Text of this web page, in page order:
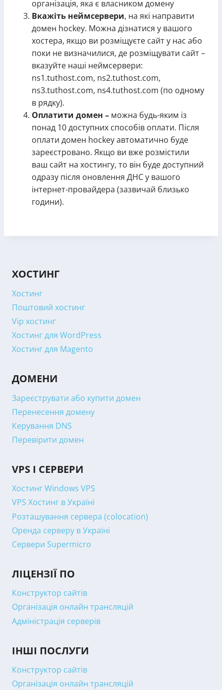
організація, яка є власником домену
Вкажіть неймсервери, на які направити
домен hockey. Можна дізнатися у вашого
хостера, якщо ви розміщуєте сайт у нас або
поки не визначилися, де розміщувати сайт –
вказуйте наші неймсервери:
ns1.tuthost.com, ns2.tuthost.com,
ns3.tuthost.com, ns4.tuthost.com (по одному
в рядку).
Оплатити домен – можна будь-яким із
понад 10 доступних способів оплати. Після
оплати домен hockey автоматично буде
зареєстровано. Якщо ви вже розмістили
ваш сайт на хостингу, то він буде доступний
одразу після оновлення ДНС у вашого
інтернет-провайдера (зазвичай близько
години).
ХОСТИНГ
Хостинг
Поштовий хостинг
Vip хостинг
Хостинг для WordPress
Хостинг для Magento
ДОМЕНИ
Зареєструвати або купити домен
Перенесення домену
Керування DNS
Перевірити домен
VPS І СЕРВЕРИ
Хостинг Windows VPS
VPS Хостинг в Україні
Розташування сервера (colocation)
Оренда серверу в Україні
Сервери Supermicro
ЛІЦЕНЗІЇ ПО
Конструктор сайтів
Організація онлайн трансляцій
Адміністрація серверів
ІНШІ ПОСЛУГИ
Конструктор сайтів
Організація онлайн трансляцій